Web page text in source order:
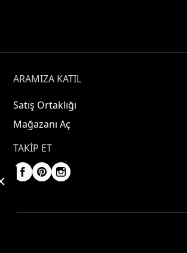
ARAMIZA KATIL
Satış Ortaklığı
Mağazanı Aç
TAKIP ET